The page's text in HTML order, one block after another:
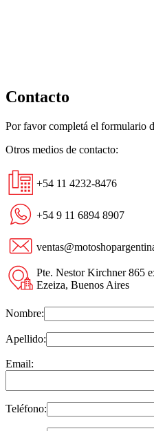
Contacto
Por favor completá el formulario
Otros medios de contacto:
+54 11 4232-8476
+54 9 11 6894 8907
Pte. Nestor Kirchner 865
Ezeiza, Buenos Aires
Nombre:
Apellido:
Email:
Teléfono: